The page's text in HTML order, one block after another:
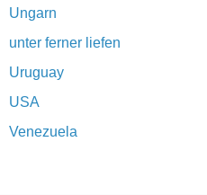
Ungarn
unter ferner liefen
Uruguay
USA
Venezuela